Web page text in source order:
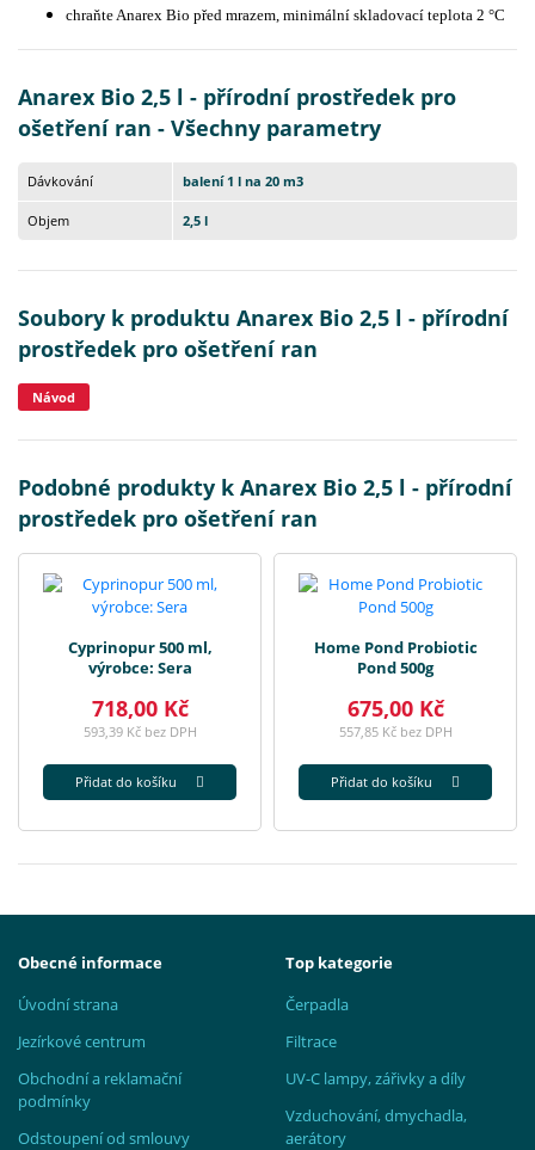
chraňte Anarex Bio před mrazem, minimální skladovací teplota 2 °C
Anarex Bio 2,5 l - přírodní prostředek pro
ošetření ran - Všechny parametry
Dávkování balení 1 l na 20 m3
Objem 2,5 l
Soubory k produktu Anarex Bio 2,5 l - přírodní
prostředek pro ošetření ran
Návod
Podobné produkty k Anarex Bio 2,5 l - přírodní
prostředek pro ošetření ran
Cyprinopur 500 ml,
výrobce: Sera
718,00 Kč
593,39 Kč bez DPH
Přidat do košíku
Home Pond Probiotic
Pond 500g
675,00 Kč
557,85 Kč bez DPH
Přidat do košíku
Obecné informace
Úvodní strana
Jezírkové centrum
Obchodní a reklamační
podmínky
Odstoupení od smlouvy
Top kategorie
Čerpadla
Filtrace
UV-C lampy, zářivky a díly
Vzduchování, dmychadla,
aerátory